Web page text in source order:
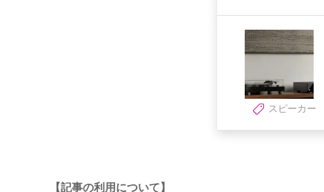
スピーカー
【記事の利用について】